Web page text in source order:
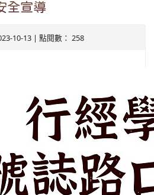
全宣導
10-13 | 點閱數： 258